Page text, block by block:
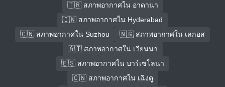
🇹🇷 สภาพอากาศใน อาดานา
🇮🇳 สภาพอากาศใน Hyderabad
🇨🇳 สภาพอากาศใน Suzhou
🇳🇬 สภาพอากาศใน เลกอส
🇦🇹 สภาพอากาศใน เวียนนา
🇪🇸 สภาพอากาศใน บาร์เซโลนา
🇨🇳 สภาพอากาศใน เฉิงตู